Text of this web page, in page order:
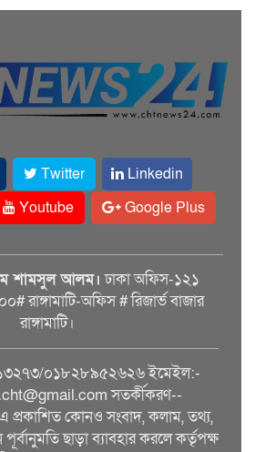
Twitter
Linkedin
Youtube Google Plus
শামসুল আলম। ঢাকা অফিস-১২১
রাঙ্গামাটি-অফিস # রিজার্ভ বাজার
রাঙ্গামাটি।
০১৮২৮৯৫২৬২৬ ইমেইল:-
সতর্কীকরণ--
কোনও সংবাদ, কলাম, তথ্য,
ছাড়া ব্যাবহার করলে কর্তৃপক্ষ